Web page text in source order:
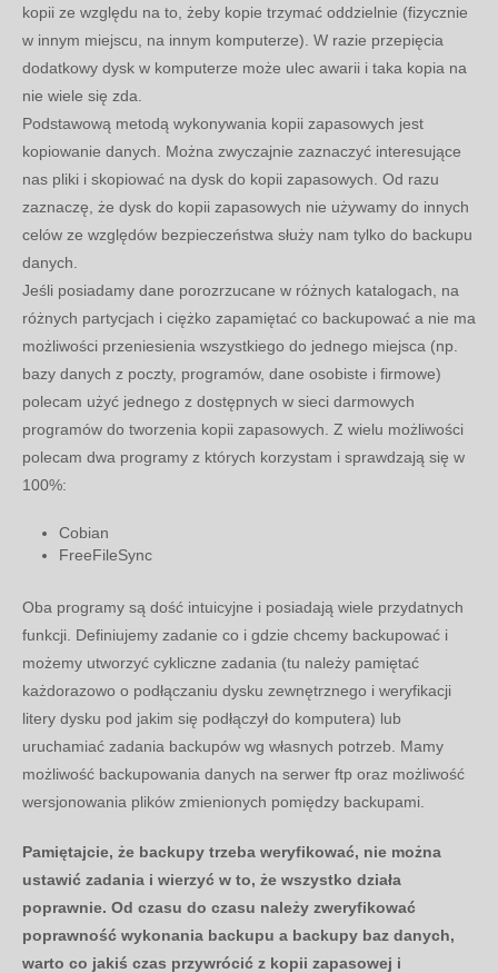
kopii ze względu na to, żeby kopie trzymać oddzielnie (fizycznie
w innym miejscu, na innym komputerze). W razie przepięcia
dodatkowy dysk w komputerze może ulec awarii i taka kopia na
nie wiele się zda.
Podstawową metodą wykonywania kopii zapasowych jest
kopiowanie danych. Można zwyczajnie zaznaczyć interesujące
nas pliki i skopiować na dysk do kopii zapasowych. Od razu
zaznaczę, że dysk do kopii zapasowych nie używamy do innych
celów ze względów bezpieczeństwa służy nam tylko do backupu
danych.
Jeśli posiadamy dane porozrzucane w różnych katalogach, na
różnych partycjach i ciężko zapamiętać co backupować a nie ma
możliwości przeniesienia wszystkiego do jednego miejsca (np.
bazy danych z poczty, programów, dane osobiste i firmowe)
polecam użyć jednego z dostępnych w sieci darmowych
programów do tworzenia kopii zapasowych. Z wielu możliwości
polecam dwa programy z których korzystam i sprawdzają się w
100%:
Cobian
FreeFileSync
Oba programy są dość intuicyjne i posiadają wiele przydatnych
funkcji. Definiujemy zadanie co i gdzie chcemy backupować i
możemy utworzyć cykliczne zadania (tu należy pamiętać
każdorazowo o podłączaniu dysku zewnętrznego i weryfikacji
litery dysku pod jakim się podłączył do komputera) lub
uruchamiać zadania backupów wg własnych potrzeb. Mamy
możliwość backupowania danych na serwer ftp oraz możliwość
wersjonowania plików zmienionych pomiędzy backupami.
Pamiętajcie, że backupy trzeba weryfikować, nie można
ustawić zadania i wierzyć w to, że wszystko działa
poprawnie. Od czasu do czasu należy zweryfikować
poprawność wykonania backupu a backupy baz danych,
warto co jakiś czas przywrócić z kopii zapasowej i